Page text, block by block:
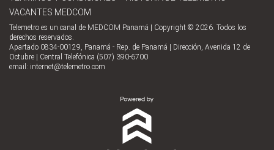
VACANTES MEDCOM
Telemetro es un canal de MEDCOM Panamá | Copyright © 2026. Todos los
derechos reservados.
Apartado 0834-00129, Panamá - Rep. de Panamá | Dirección, Avenida 12 de
Octubre | Central Telefónica (507) 390-6700
email: internet@telemetro.com